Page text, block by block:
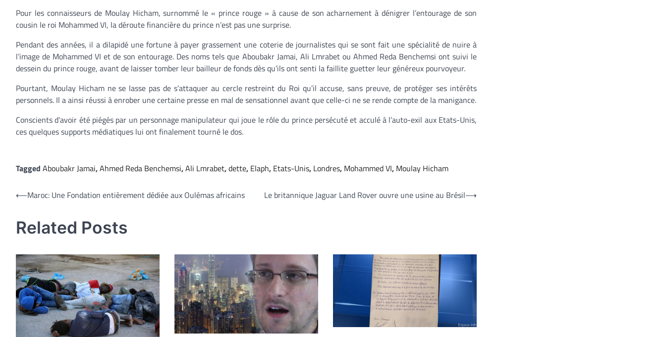
Pour les connaisseurs de Moulay Hicham, surnommé le « prince rouge » à cause de son acharnement à dénigrer l’entourage de son
cousin le roi Mohammed VI, la déroute financière du prince n’est pas une surprise.
Pendant des années, il a dilapidé une fortune à payer grassement une coterie de journalistes qui se sont fait une spécialité de nuire à
l’image de Mohammed VI et de son entourage. Des noms tels que Aboubakr Jamai, Ali Lmrabet ou Ahmed Reda Benchemsi ont suivi le
dessein du prince rouge, avant de laisser tomber leur bailleur de fonds dès qu’ils ont senti la faillite guetter leur généreux pourvoyeur.
Pourtant, Moulay Hicham ne se lasse pas de s’attaquer au cercle restreint du Roi qu’il accuse, sans preuve, de protéger ses intérêts
personnels. Il a ainsi réussi à enrober une certaine presse en mal de sensationnel avant que celle-ci ne se rende compte de la manigance.
Conscients d’avoir été piégés par un personnage manipulateur qui joue le rôle du prince persécuté et acculé à l’auto-exil aux Etats-Unis,
ces quelques supports médiatiques lui ont finalement tourné le dos.
Tagged Aboubakr Jamai,Ahmed Reda Benchemsi,Ali Lmrabet,dette, Elaph, Etats-Unis, Londres, Mohammed VI, Moulay Hicham
Navigation
l’article
⟵Maroc: Une Fondation entièrement dédiée aux Oulémas africains Le britannique Jaguar Land Rover ouvre une usine au Brésil⟶
Related Posts